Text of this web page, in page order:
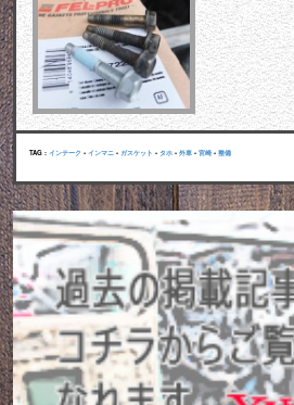
TAG : インテーク • インマニ • ガスケット • タホ • 外車 • 宮崎 • 整備